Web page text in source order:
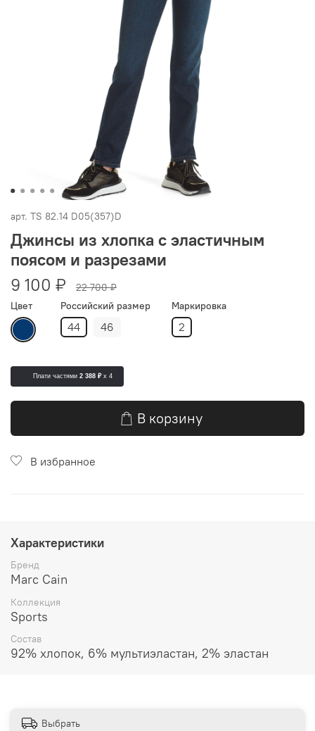
арт. TS 82.14 D05(357)D
Джинсы из хлопка с эластичным
поясом и разрезами
9 100 ₽
22 700 ₽
Цвет
Российский размер
44 46
Маркировка
2
Плати частями 2 388 ₽ x 4
В корзину
В избранное
Характеристики
Бренд
Marc Cain
Коллекция
Sports
Состав
92% хлопок, 6% мультиэластан, 2% эластан
Выбрать